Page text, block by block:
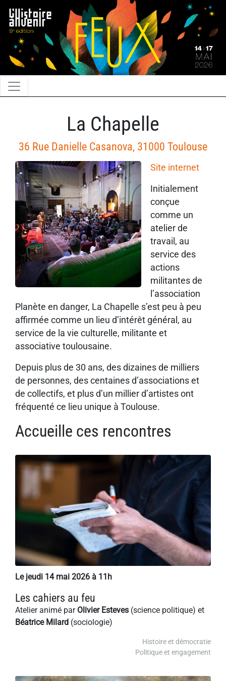
La Chapelle
36 Rue Danielle Casanova, 31000 Toulouse
Site internet
Initialement
conçue
comme un
atelier de
travail, au
service des
actions
militantes de
l’association
Planète en danger, La Chapelle s’est peu à peu
affirmée comme un lieu d’intérêt général, au
service de la vie culturelle, militante et
associative toulousaine.
Depuis plus de 30 ans, des dizaines de milliers
de personnes, des centaines d’associations et
de collectifs, et plus d’un millier d’artistes ont
fréquenté ce lieu unique à Toulouse.
Accueille ces rencontres
Le jeudi 14 mai 2026 à 11h
Les cahiers au feu
Atelier animé par Olivier Esteves (science politique) et
Béatrice Milard (sociologie)
Histoire et démocratie
Politique et engagement